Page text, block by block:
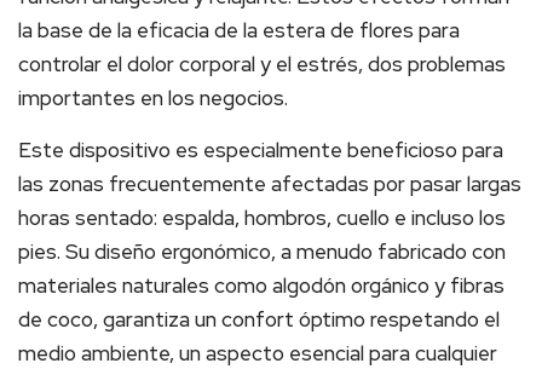
la base de la eficacia de la estera de flores para
controlar el dolor corporal y el estrés, dos problemas
importantes en los negocios.
Este dispositivo es especialmente beneficioso para
las zonas frecuentemente afectadas por pasar largas
horas sentado: espalda, hombros, cuello e incluso los
pies. Su diseño ergonómico, a menudo fabricado con
materiales naturales como algodón orgánico y fibras
de coco, garantiza un confort óptimo respetando el
medio ambiente, un aspecto esencial para cualquier